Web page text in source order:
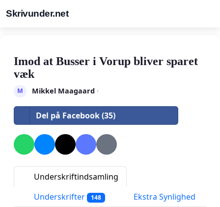
Skrivunder.net
Imod at Busser i Vorup bliver sparet
væk
M Mikkel Maagaard ·
Del på Facebook (35)
Underskriftindsamling
Underskrifter
148 Ekstra Synlighed